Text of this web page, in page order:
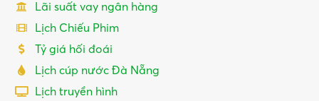
Lãi suất vay ngân hàng
Lịch Chiếu Phim
Tỷ giá hối đoái
Lịch cúp nước Đà Nẵng
Lịch truyền hình